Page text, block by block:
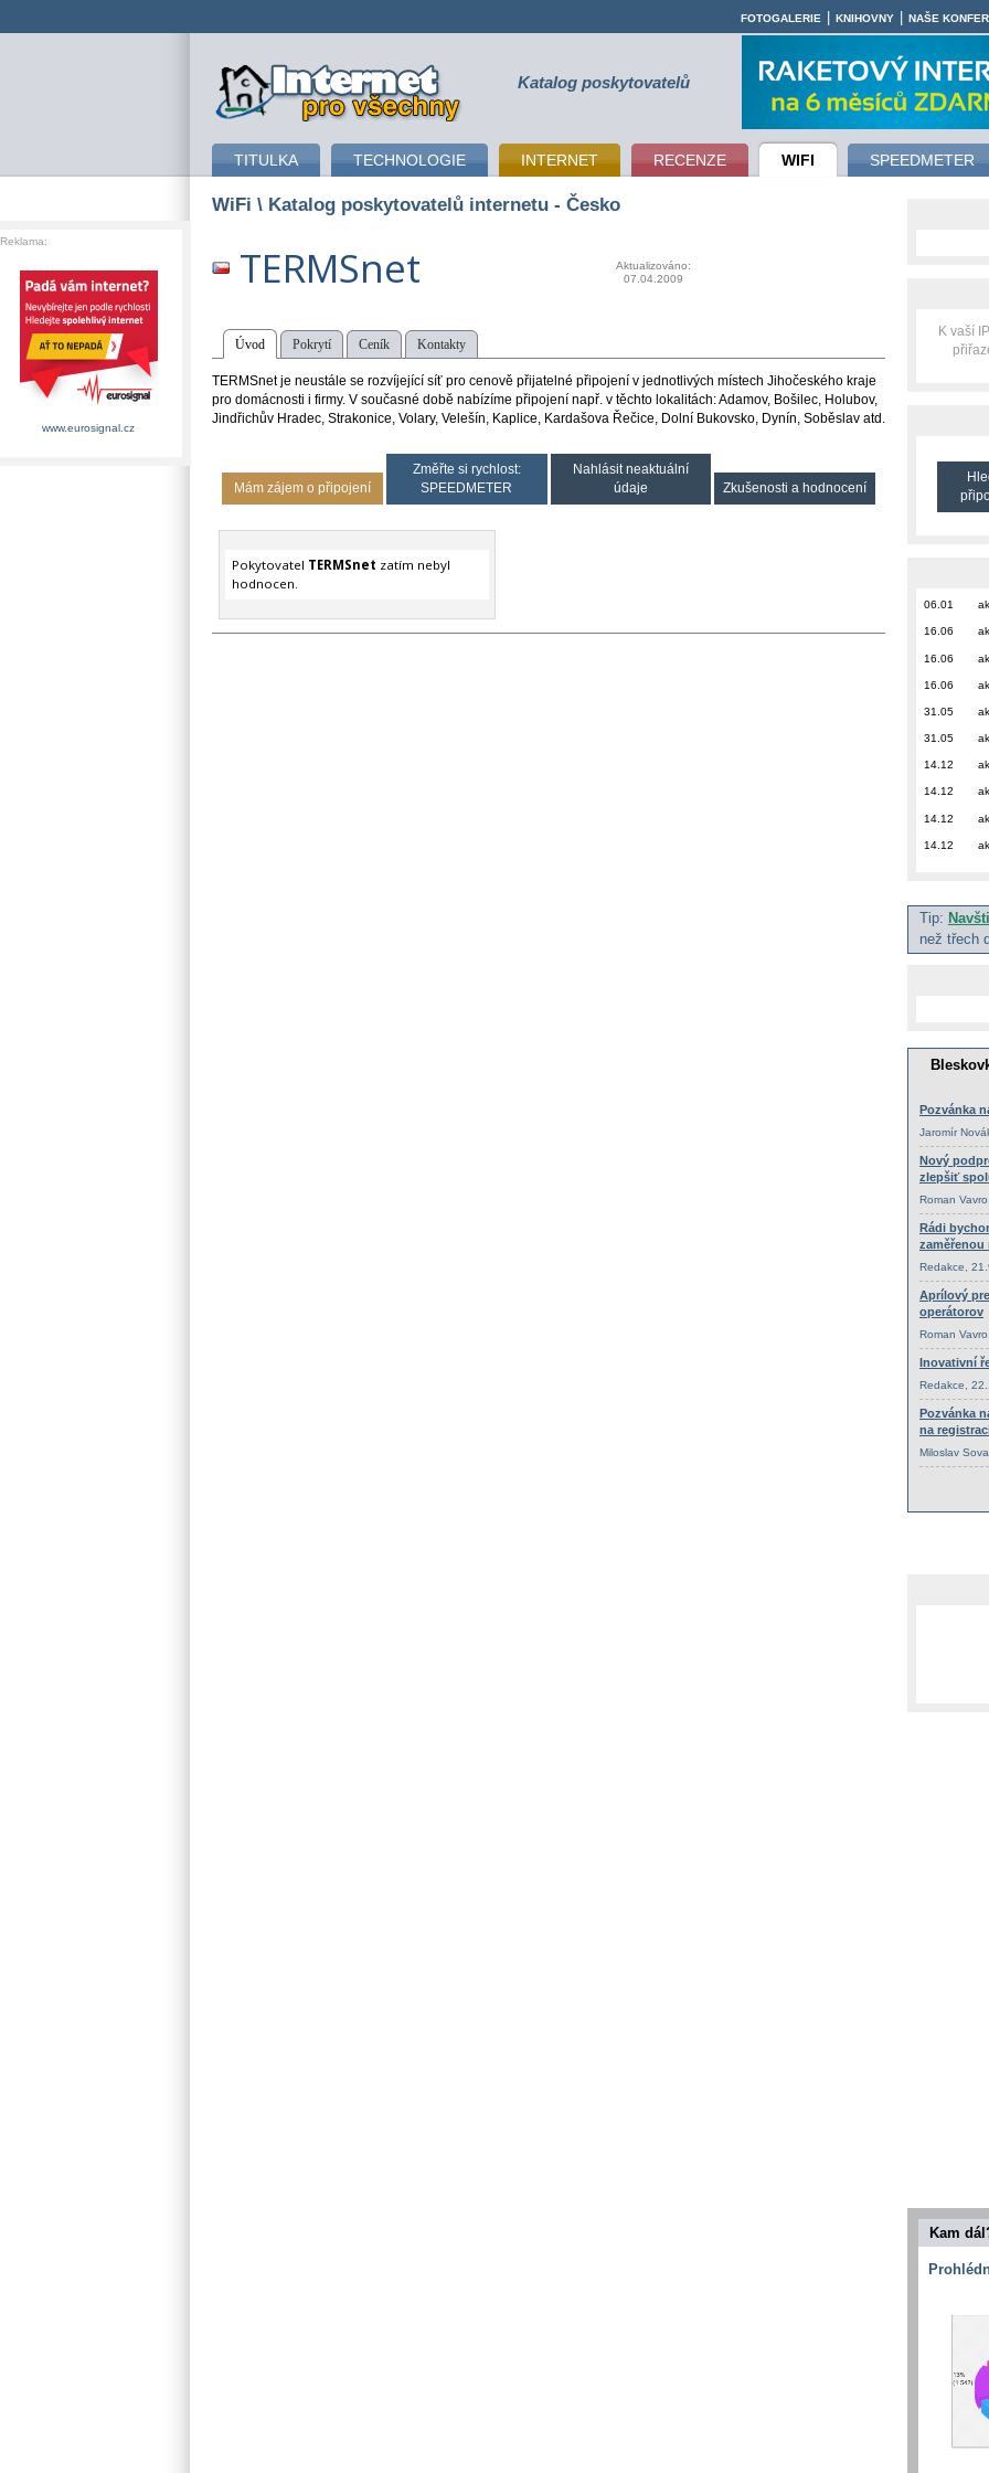
připojení k internetu Katalog poskytovatelů
TITULKA TECHNOLOGIE INTERNET RECENZE WIFI SPEEDMETER
FOTOGALERIE KNIHOVNY NAŠE
WiFi \ Katalog poskytovatelů internetu - Česko
TERMSnet
Aktualizováno:
07.04.2009
Úvod Pokrytí Ceník Kontakty
TERMSnet je neustále se rozvíjející síť pro cenově přijatelné připojení v jednotlivých místech Jihočeského kraje
pro domácnosti i firmy. V současné době nabízíme připojení např. v těchto lokalitách: Adamov, Bošilec, Holubov,
Jindřichův Hradec, Strakonice, Volary, Velešín, Kaplice, Kardašova Řečice, Dolní Bukovsko, Dynín, Soběslav atd.
Mám zájem o připojení
Změřte si rychlost:
SPEEDMETER
Nahlásit neaktuální
údaje
Zkušenosti a hodnocení
Pokytovatel TERMSnet zatím nebyl
hodnocen.
K vaší
06.01
16.06
16.06
16.06
31.05
31.05
14.12
14.12
14.12
14.12
Tip:
než třech
Kam
Reklama:
www.eurosignal.cz